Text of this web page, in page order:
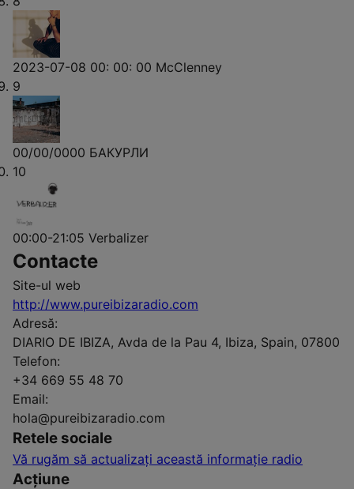
2023-07-08 00: 00: 00 McClenney
9
00/00/0000 БАКУРЛИ
10
00:00-21:05 Verbalizer
Contacte
Site-ul web
http://www.pureibizaradio.com
Adresă:
DIARIO DE IBIZA, Avda de la Pau 4, Ibiza, Spain, 07800
Telefon:
+34 669 55 48 70
Email:
hola@pureibizaradio.com
Retele sociale
Vă rugăm să actualizați această informație radio
Acțiune